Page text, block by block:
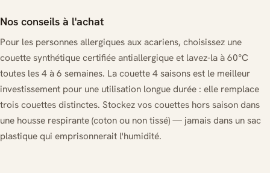
Nos conseils à l'achat
Pour les personnes allergiques aux acariens, choisissez une
couette synthétique certifiée antiallergique et lavez-la à 60°C
toutes les 4 à 6 semaines. La couette 4 saisons est le meilleur
investissement pour une utilisation longue durée : elle remplace
trois couettes distinctes. Stockez vos couettes hors saison dans
une housse respirante (coton ou non tissé) — jamais dans un sac
plastique qui emprisonnerait l'humidité.